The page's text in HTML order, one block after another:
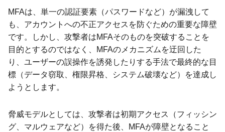
MFAは、単一の認証要素（パスワードなど）が漏洩して
も、アカウントへの不正アクセスを防ぐための重要な障壁
です。しかし、攻撃者はMFAそのものを突破することを
目的とするのではなく、MFAのメカニズムを迂回した
り、ユーザーの誤操作を誘発したりする手法で最終的な目
標（データ窃取、権限昇格、システム破壊など）を達成し
ようとします。
脅威モデルとしては、攻撃者は初期アクセス（フィッシン
グ、マルウェアなど）を得た後、MFAが障壁となること